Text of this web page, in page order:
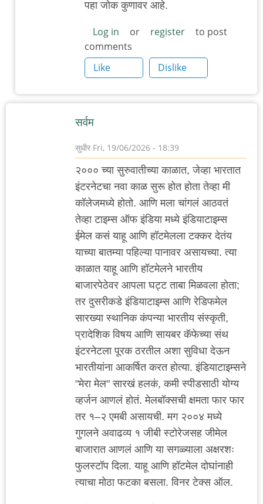
विनंती
आहे.
by
Rajesh188
पहा जोक कुणावर आहे.
Log in or register
to post
comments
Like
Dislike
सर्वम
सुधीर Fri, 19/06/2026 - 18:39
२००० च्या सुरुवातीच्या काळात, जेव्हा भारतात
इंटरनेटचा नवा काळ सुरू होत होता तेव्हा मी
कॉलेजमध्ये होतो. आणि मला चांगलं आठवतं
तेव्हा टाइम्स ऑफ इंडिया मध्ये इंडियाटाइम्स
ईमेल कसं याहू आणि हॉटमेलला टक्कर देतंय
याच्या बातम्या पहिल्या पानावर असायच्या. त्या
काळात याहू आणि हॉटमेलने भारतीय
बाजारपेठेवर आपला घट्ट ताबा मिळवला होता;
तर दुसरीकडे इंडियाटाइम्स आणि रेडिफमेल
सारख्या स्थानिक कंपन्या भारतीय संस्कृती,
प्रादेशिक विषय आणि सायबर कॅफेच्या संथ
इंटरनेटला पूरक ठरतील अशा सुविधा देऊन
भारतीयांना आकर्षित करत होत्या. इंडियाटाइम्सने
"मेरा मेल" सारखं हलकं, कमी स्पीडसाठी योग्य
व्हर्जन आणलं होतं. मेलबॉक्सची क्षमता फार फार
तर १–२ एमबी असायची. मग २००४ मध्ये
गुगलने अवाढव्य १ जीबी स्टोरेजसह जीमेल
बाजारात आणलं आणि या सगळ्याला अक्षरशः
फुलस्टॉप दिला. याहू आणि हॉटमेल दोघांनाही
त्याचा मोठा फटका बसला. विनर टेक्स ऑल.